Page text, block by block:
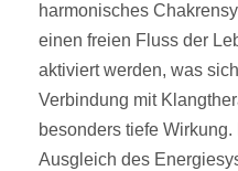
harmonisches
einen freien Fluss der
aktiviert werden, was
Verbindung mit
besonders tiefe
Ausgleich des